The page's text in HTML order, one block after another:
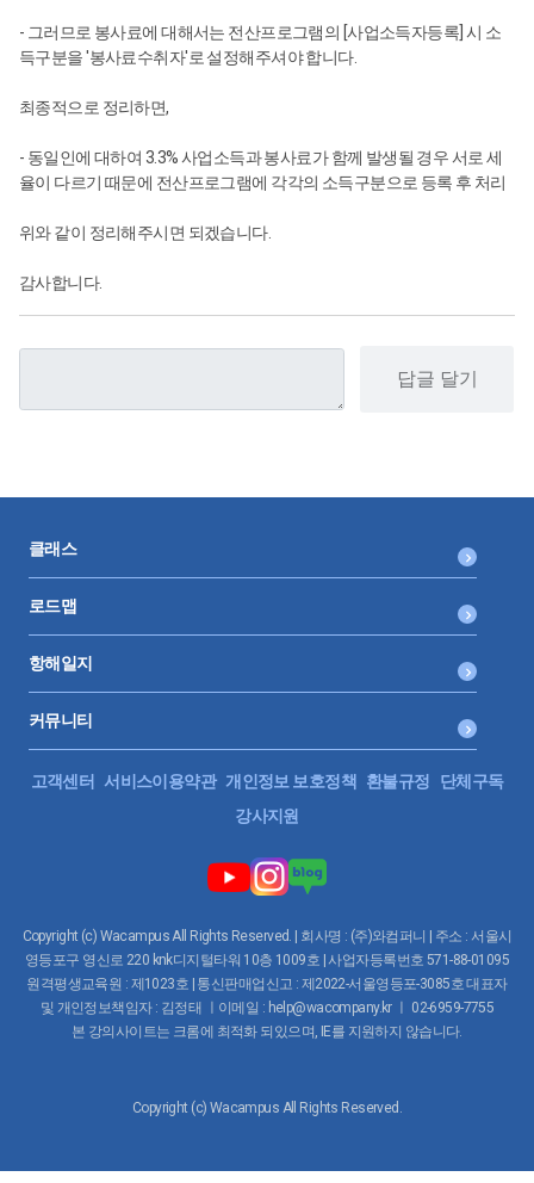
- 그러므로 봉사료에 대해서는 전산프로그램의 [사업소득자등록] 시 소
득구분을 '봉사료수취자'로 설정해주셔야 합니다.
최종적으로 정리하면,
- 동일인에 대하여 3.3% 사업소득과 봉사료가 함께 발생될 경우 서로 세
율이 다르기 때문에 전산프로그램에 각각의 소득구분으로 등록 후 처리
위와 같이 정리해주시면 되겠습니다.
감사합니다.
답글 달기
클래스
로드맵
항해일지
커뮤니티
고객센터 서비스이용약관 개인정보 보호정책 환불규정
단체구독
강사지원
Copyright (c) Wacampus All Rights Reserved. | 회사명 : (주)와컴퍼니 | 주소 : 서울시
영등포구 영신로 220 knk디지털타워 10층 1009호 | 사업자등록번호 571-88-01095
원격평생교육원 : 제1023호 | 통신판매업신고 : 제2022-서울영등포-3085호 대표자
및 개인정보책임자 : 김정태 ㅣ이메일 : help@wacompany.kr ㅣ 02-6959-7755
본 강의사이트는 크롬에 최적화 되있으며, IE를 지원하지 않습니다.
Copyright (c) Wacampus All Rights Reserved.